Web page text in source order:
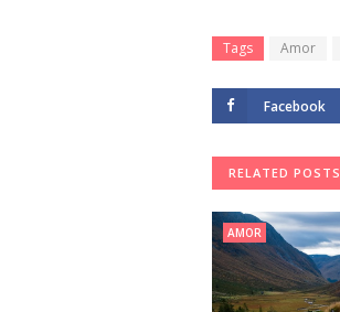
Tags Amor
Facebook
RELATED POSTS
AMOR